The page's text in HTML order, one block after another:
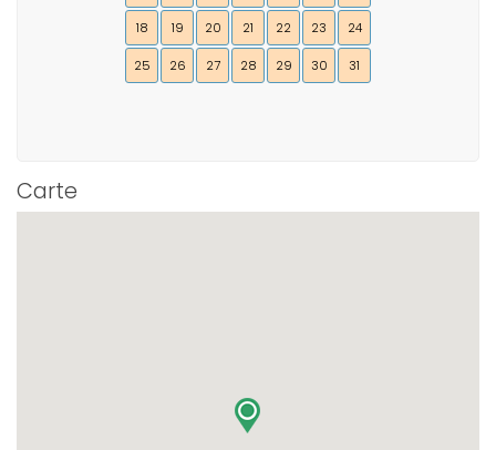
18 19 20 21 22 23 24
25 26 27 28 29 30 31
Carte